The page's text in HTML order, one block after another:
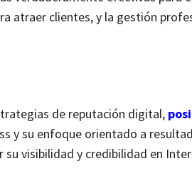
atraer clientes, y la gestión
de reputación digital,
y su enfoque orientado a
su visibilidad y credibilidad en